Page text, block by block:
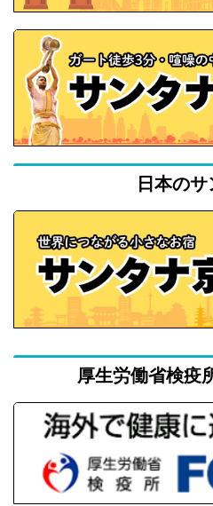
日本の
厚生労働省検疫